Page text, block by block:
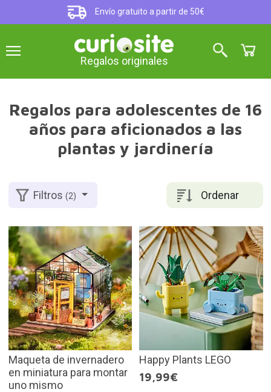
Envío gratuito a partir de 50€
Regalos originales
Regalos para adolescentes de 16
años para aficionados a las
plantas y jardinería
Ordenar
Filtros(2)
Maqueta de invernadero
en miniatura para montar
uno mismo
Happy Plants LEGO
19,99€